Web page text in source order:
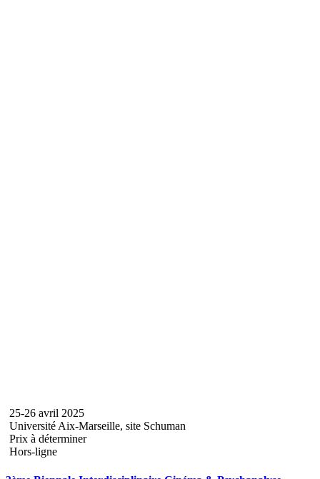
25-26 avril 2025
Université Aix-Marseille, site Schuman
Prix à déterminer
Hors-ligne